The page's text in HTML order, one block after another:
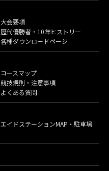
大会要項
歴代優勝者・10年ヒストリー
各種ダウンロードページ
コースマップ
競技規則・注意事項
よくある質問
エイドステーションMAP・駐車場